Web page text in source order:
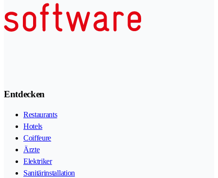
Entdecken
Restaurants
Hotels
Coiffeure
Ärzte
Elektriker
Sanitärinstallation